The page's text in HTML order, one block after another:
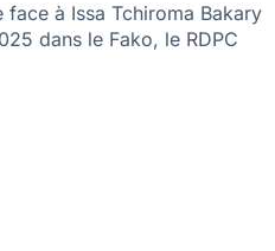
à Issa Tchiroma Bakary
dans le Fako, le RDPC